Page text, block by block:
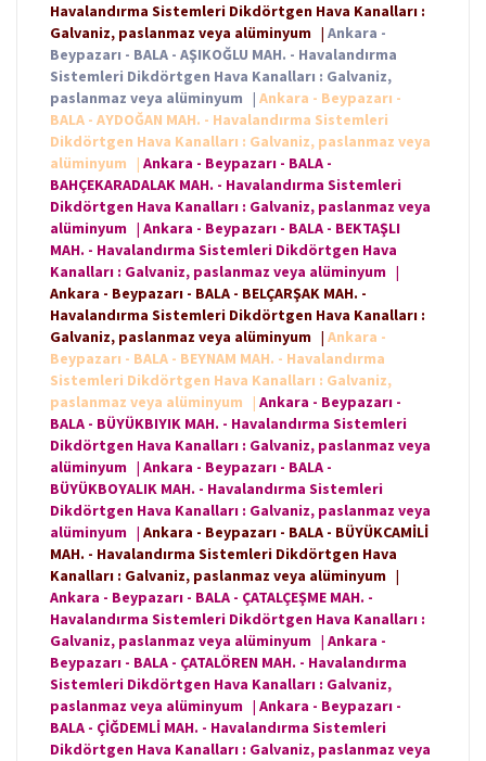
Havalandırma Sistemleri Dikdörtgen Hava Kanalları :
Galvaniz, paslanmaz veya alüminyum | Ankara -
Beypazarı - BALA - AŞIKOĞLU MAH. - Havalandırma
Sistemleri Dikdörtgen Hava Kanalları : Galvaniz,
paslanmaz veya alüminyum | Ankara - Beypazarı -
BALA - AYDOĞAN MAH. - Havalandırma Sistemleri
Dikdörtgen Hava Kanalları : Galvaniz, paslanmaz veya
alüminyum
| Ankara - Beypazarı - BALA -
BAHÇEKARADALAK MAH. - Havalandırma Sistemleri
Dikdörtgen Hava Kanalları : Galvaniz, paslanmaz veya
alüminyum | Ankara - Beypazarı - BALA - BEKTAŞLI
MAH. - Havalandırma Sistemleri Dikdörtgen Hava
Kanalları : Galvaniz, paslanmaz veya alüminyum |
Ankara - Beypazarı - BALA - BELÇARŞAK MAH. -
Havalandırma Sistemleri Dikdörtgen Hava Kanalları :
Galvaniz, paslanmaz veya alüminyum | Ankara -
Beypazarı - BALA - BEYNAM MAH. - Havalandırma
Sistemleri Dikdörtgen Hava Kanalları : Galvaniz,
paslanmaz veya alüminyum
| Ankara - Beypazarı -
BALA - BÜYÜKBIYIK MAH. - Havalandırma Sistemleri
Dikdörtgen Hava Kanalları : Galvaniz, paslanmaz veya
alüminyum | Ankara - Beypazarı - BALA -
BÜYÜKBOYALIK MAH. - Havalandırma Sistemleri
Dikdörtgen Hava Kanalları : Galvaniz, paslanmaz veya
alüminyum | Ankara - Beypazarı - BALA - BÜYÜKCAMİLİ
MAH. - Havalandırma Sistemleri Dikdörtgen Hava
Kanalları : Galvaniz, paslanmaz veya alüminyum |
Ankara - Beypazarı - BALA - ÇATALÇEŞME MAH. -
Havalandırma Sistemleri Dikdörtgen Hava Kanalları :
Galvaniz, paslanmaz veya alüminyum | Ankara -
Beypazarı - BALA - ÇATALÖREN MAH. - Havalandırma
Sistemleri Dikdörtgen Hava Kanalları : Galvaniz,
paslanmaz veya alüminyum | Ankara - Beypazarı -
BALA - ÇİĞDEMLİ MAH. - Havalandırma Sistemleri
Dikdörtgen Hava Kanalları : Galvaniz, paslanmaz veya